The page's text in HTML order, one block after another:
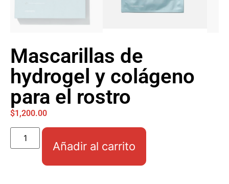
Mascarillas de
hydrogel y colágeno
para el rostro
$1,200.00
Añadir al carrito